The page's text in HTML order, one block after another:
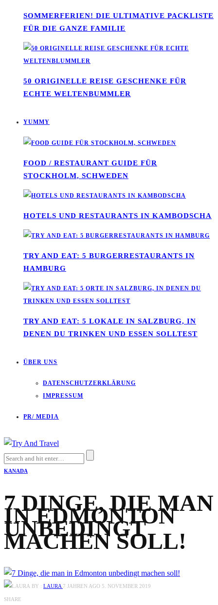
SOMMERFERIEN! DIE ULTIMATIVE PACKLISTE
FÜR DIE GANZE FAMILIE
50 ORIGINELLE REISE GESCHENKE FÜR
ECHTE WELTENBUMMLER
YUMMY
FOOD / RESTAURANT GUIDE FÜR
STOCKHOLM, SCHWEDEN
HOTELS UND RESTAURANTS IN KAMBODSCHA
TRY AND EAT: 5 BURGERRESTAURANTS IN
HAMBURG
TRY AND EAT: 5 LOKALE IN SALZBURG, IN
DENEN DU TRINKEN UND ESSEN SOLLTEST
ÜBER UNS
DATENSCHUTZERKLÄRUNG
IMPRESSUM
PR/ MEDIA
KANADA
7 DINGE, DIE MAN
IN EDMONTON
UNBEDINGT
MACHEN SOLL!
BY : LAURA 7 JAHREN AGO 5. NOVEMBER 2019
SHARE